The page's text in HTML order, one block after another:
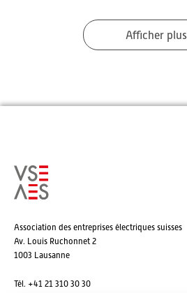
Afficher plus
Association des entreprises électriques suisses
Av. Louis Ruchonnet 2
1003 Lausanne
Tél. +41 21 310 30 30